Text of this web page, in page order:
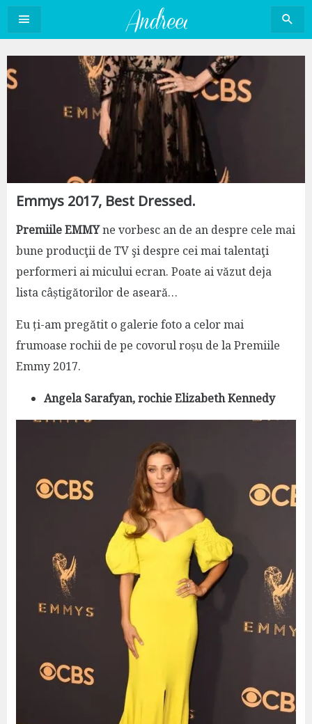
Sari
conținut
Emmys 2017, Best Dressed.
Premiile EMMYne vorbesc an de an despre cele mai
bune producţii de TV şi despre cei mai talentaţi
performeri ai micului ecran. Poate ai văzut deja
lista câștigătorilor de aseară…
Eu ți-am pregătit o galerie foto a celor mai
frumoase rochii de pe covorul roșu de la Premiile
Emmy 2017.
Angela Sarafyan, rochie Elizabeth Kennedy